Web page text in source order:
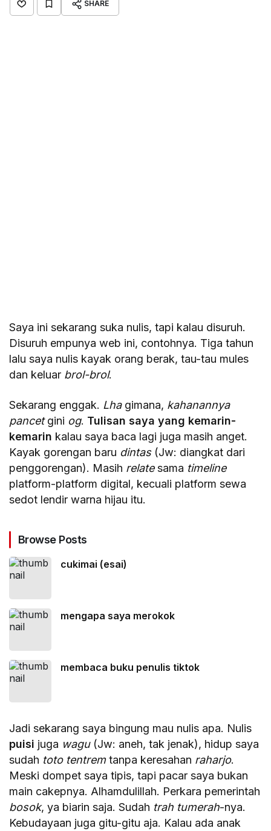
SHARE
Saya ini sekarang suka nulis, tapi kalau disuruh.
Disuruh empunya web ini, contohnya. Tiga tahun
lalu saya nulis kayak orang berak, tau-tau mules
dan keluar brol-brol.
Sekarang enggak. Lhagimana, kahanannya
pancetgini og. Tulisan saya yang kemarin-
kemarin kalau saya baca lagi juga masih anget.
Kayak gorengan baru dintas (Jw: diangkat dari
penggorengan). Masih relatesama timeline
platform-platform digital, kecuali platform sewa
sedot lendir warna hijau itu.
Browse Posts
cukimai (esai)
mengapa saya merokok
membaca buku penulis tiktok
Jadi sekarang saya bingung mau nulis apa. Nulis
puisi juga wagu (Jw: aneh, tak jenak), hidup saya
sudah toto tentremtanpa keresahan raharjo.
Meski dompet saya tipis, tapi pacar saya bukan
main cakepnya. Alhamdulillah. Perkara pemerintah
bosok, ya biarin saja. Sudah trah tumerah-nya.
Kebudayaan juga gitu-gitu aja. Kalau ada anak